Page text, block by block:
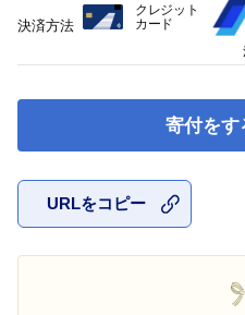
寄付をす
URLをコピー
決済方法
クレジット
カード